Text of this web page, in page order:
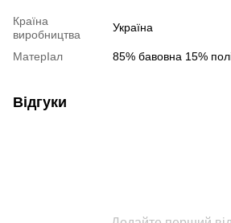
Країна
виробництва
Україна
МатерІал 85% бавовна 15%
Відгуки